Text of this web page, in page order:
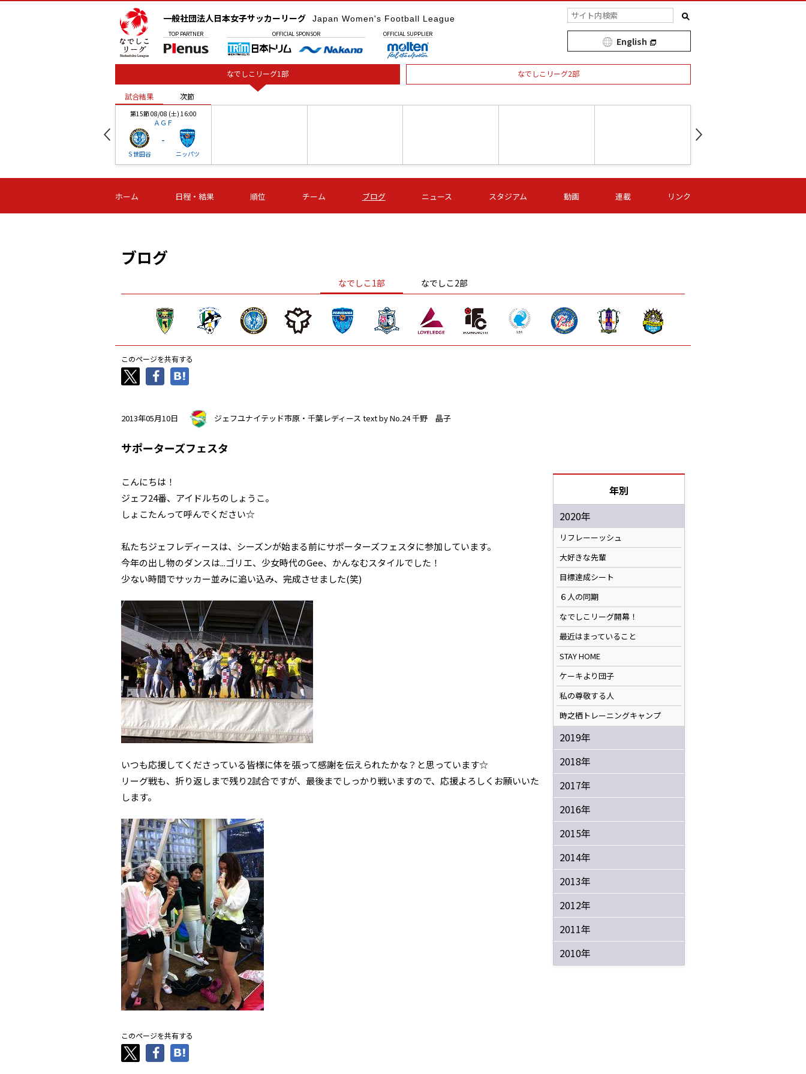
一般社団法人日本女子サッカーリーグ Japan Women's Football League
TOP PARTNER OFFICIAL SPONSOR OFFICIAL SUPPLIER
English
なでしこリーグ1部 なでしこリーグ2部
試合結果 次節
第15節 08/08 (土) 16:00
ＡＧＦ
Ｓ世田谷
-
ニッパツ
-
第16節 09/05 (土) 15:00
ニッパツ
-
第16節 09/05 (土) 15:00
石人の星
-
第16節 09/05 (土) 16:00
ＡＧＦ
-
いちご
-
第16節 09/06 (日) 15:00
-
第16節 09/06 (日) 15:00
- -
試合結果 次節
ホーム 日程・結果 順位 チーム ブログ ニュース スタジアム 動画 連載 リンク
ブログ
なでしこ1部 なでしこ2部
このページを共有する
2013年05月10日 ジェフユナイテッド市原・千葉レディース text by No.24 千野 晶子
サポーターズフェスタ
こんにちは！
ジェフ24番、アイドルちのしょうこ。
しょこたんって呼んでください☆
私たちジェフレディースは、シーズンが始まる前にサポーターズフェスタに参加しています。
今年の出し物のダンスは...ゴリエ、少女時代のGee、かんなむスタイルでした！
少ない時間でサッカー並みに追い込み、完成させました(笑)
いつも応援してくださっている皆様に体を張って感謝を伝えられたかな？と思っています☆
リーグ戦も、折り返しまで残り2試合ですが、最後までしっかり戦いますので、応援よろしくお願いいた
します。
このページを共有する
年別
2020年
リフレーーッシュ
大好きな先輩
目標達成シート
６人の同期
なでしこリーグ開幕！
最近はまっていること
STAY HOME
ケーキより団子
私の尊敬する人
時之栖トレーニングキャンプ
2019年
2018年
2017年
2016年
2015年
2014年
2013年
2012年
2011年
2010年